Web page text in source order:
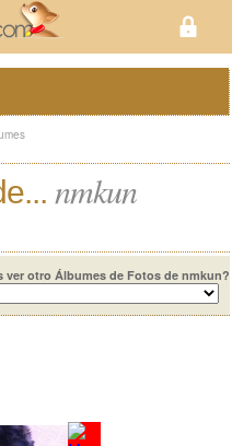
nmkun
ver otro Álbumes de Fotos de nmkun?